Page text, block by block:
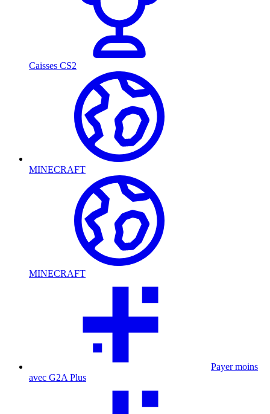
Caisses CS2
MINECRAFT
MINECRAFT
Payer moins
avec G2A Plus